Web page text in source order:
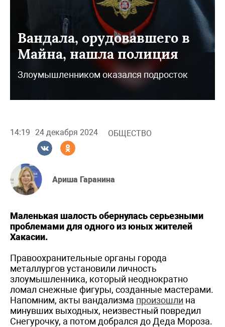
Вандала, орудовавшего в
Майна, нашла полиция
Злоумышленником оказался подросток
14:19 24 декабря 2024 ОБЩЕСТВО
Ариша Гаранина
Маленькая шалость обернулась серьезными
проблемами для одного из юных жителей
Хакасии.
Правоохранительные органы города
металлургов установили личность
злоумышленника, который неоднократно
ломал снежные фигуры, созданные мастерами.
Напомним, акты вандализма произошли на
минувших выходных, неизвестный повредил
Снегурочку, а потом добрался до Деда Мороза.